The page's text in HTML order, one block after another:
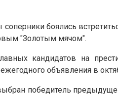
боялись
"Золотым мячом".
кандидатов на
объявления в
победитель